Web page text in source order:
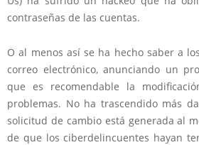
contraseñas de las cuentas.
O al menos así se ha hecho saber a
correo electrónico, anunciando un
que es recomendable la
problemas. No ha trascendido más
solicitud de cambio está generada al
de que los ciberdelincuentes hayan